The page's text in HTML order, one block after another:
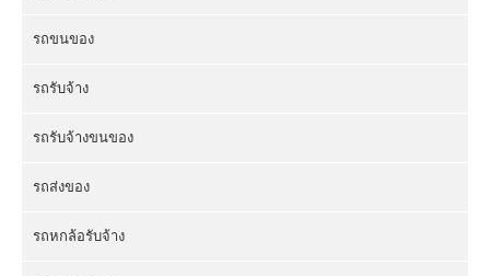
รถขนของ
รถรับจ้าง
รถรับจ้างขนของ
รถส่งของ
รถหกล้อรับจ้าง